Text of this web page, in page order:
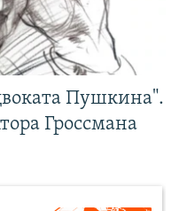
Пушкина".
Гроссмана